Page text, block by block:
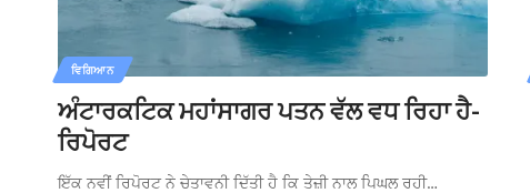
ਵਿਗਿਆਨ
ਅੰਟਾਰਕਟਿਕ ਮਹਾਂਸਾਗਰ ਪਤਨ ਵੱਲ ਵਧ ਰਿਹਾ ਹੈ-
ਰਿਪੋਰਟ
ਇੱਕ ਨਵੀਂ ਰਿਪੋਰਟ ਨੇ ਚੇਤਾਵਨੀ ਦਿੱਤੀ ਹੈ ਕਿ ਤੇਜ਼ੀ ਨਾਲ ਪਿਘਲ ਰਹੀ…